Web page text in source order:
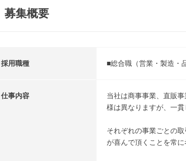
募集概要
採用職種 ■総合職（営業・製造・
仕事内容
当社は商事事業、直販
様は異なりますが、一
それぞれの事業ごとの
が喜んで頂くことを常